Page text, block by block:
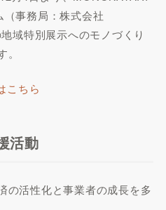
事務局：株式会社
域特別展示へのモノづくり
こちら
活動
の活性化と事業者の成長を多